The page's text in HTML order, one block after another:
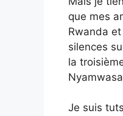
que mes
Rwanda
silences
la
Je suis